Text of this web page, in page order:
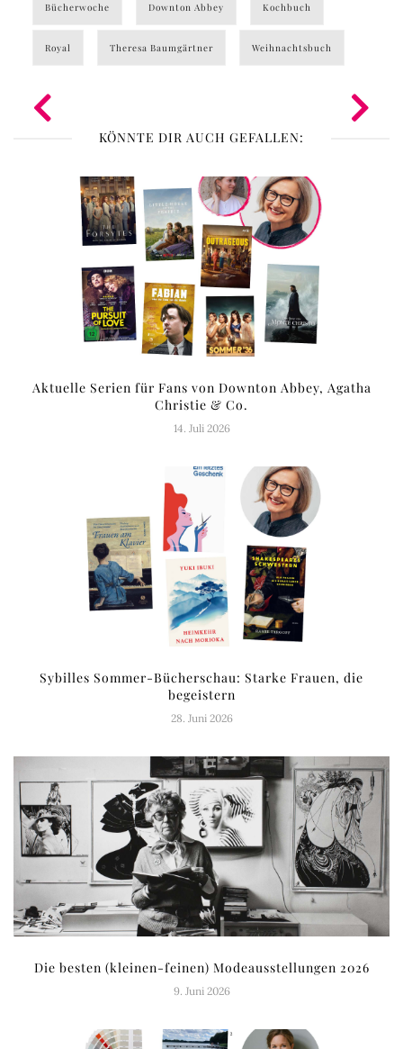
Bücherwoche Downton Abbey Kochbuch
Royal Theresa Baumgärtner Weihnachtsbuch
KÖNNTE DIR AUCH GEFALLEN:
Aktuelle Serien für Fans von Downton Abbey, Agatha
Christie & Co.
14. Juli 2026
Sybilles Sommer-Bücherschau: Starke Frauen, die
begeistern
28. Juni 2026
Die besten (kleinen-feinen) Modeausstellungen 2026
9. Juni 2026